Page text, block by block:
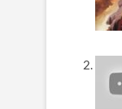
o
o
k